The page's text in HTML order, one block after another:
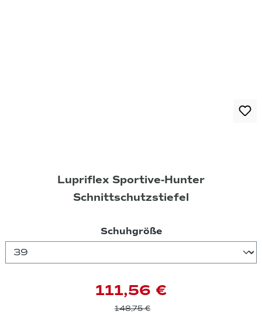
Lupriflex Sportive-Hunter
Schnittschutzstiefel
Schuhgrößeauswählen
111,56 €
148,75 €